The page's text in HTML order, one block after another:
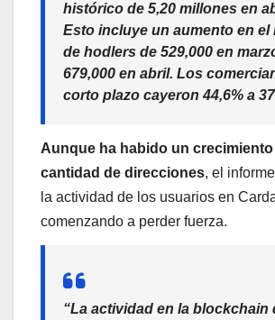
histórico de 5,20 millones en
Esto incluye un aumento en el
de hodlers de 529,000 en
679,000 en abril. Los
corto plazo cayeron 44,6% a
Aunque ha habido un crecimiento
cantidad de direcciones, el
la actividad de los usuarios en
comenzando a perder fuerza.
“La actividad en la blockchain